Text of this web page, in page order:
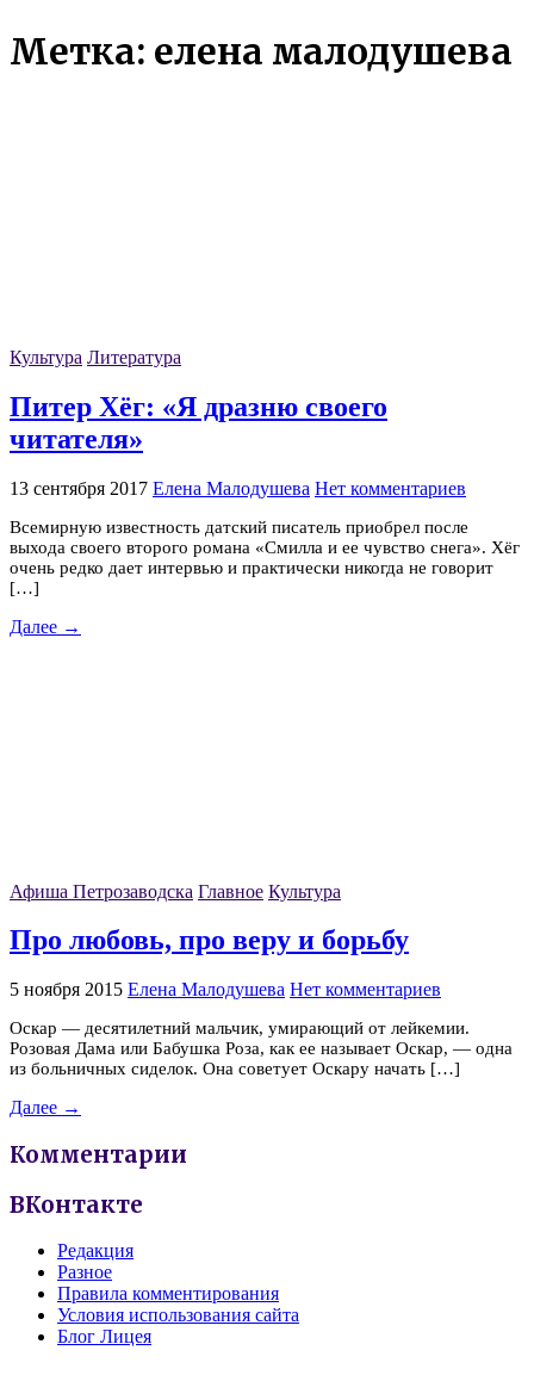
Метка: елена малодушева
Культура Литература
Питер Хёг: «Я дразню своего
читателя»
13 сентября 2017 Елена Малодушева Нет комментариев
Всемирную известность датский писатель приобрел после
выхода своего второго романа «Смилла и ее чувство снега». Хёг
очень редко дает интервью и практически никогда не говорит
[…]
Далее →
Афиша Петрозаводска Главное Культура
Про любовь, про веру и борьбу
5 ноября 2015 Елена Малодушева Нет комментариев
Оскар — десятилетний мальчик, умирающий от лейкемии.
Розовая Дама или Бабушка Роза, как ее называет Оскар, — одна
из больничных сиделок. Она советует Оскару начать […]
Далее →
Комментарии
ВКонтакте
Редакция
Разное
Правила комментирования
Условия использования сайта
Блог Лицея